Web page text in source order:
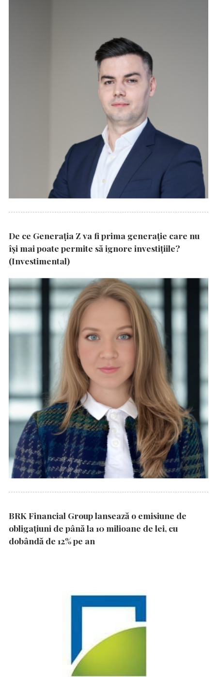
De ce Generația Z va fi prima generație care nu
își mai poate permite să ignore investițiile?
(Investimental)
BRK Financial Group lansează o emisiune de
obligațiuni de până la 10 milioane de lei, cu
dobândă de 12% pe an